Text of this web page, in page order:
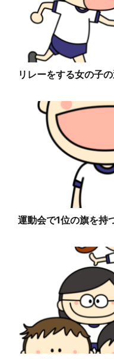
リレーをする女の子
運動会で1位の旗を持